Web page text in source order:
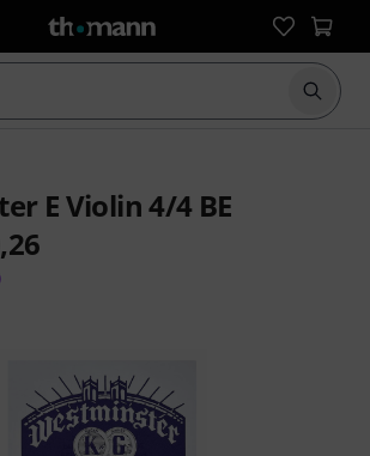
E Violin 4/4 BE
5 csillag, összesen 7 értékelés alapján